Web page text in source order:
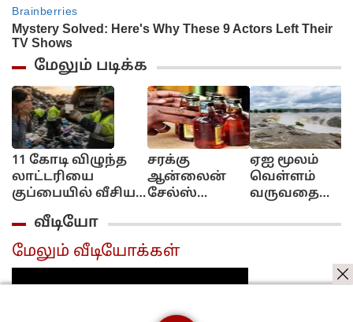
மேலும் படிக்க
11 கோடி விழுந்த
லாட்டரியை
குப்பையில் வீசிய
பெண்!..
அவசரப்பட்டீங்களே
ஆண்ட்டி!...
சரக்கு
ஆன்லைன்
சேல்ஸ்
புக்கிங்
மட்டும்தான்!..
அமைச்சர்
ஏஐ மூலம்
வெள்ளம்
வருவதை
வீடியோ
மேலும் வீடியோக்கள்